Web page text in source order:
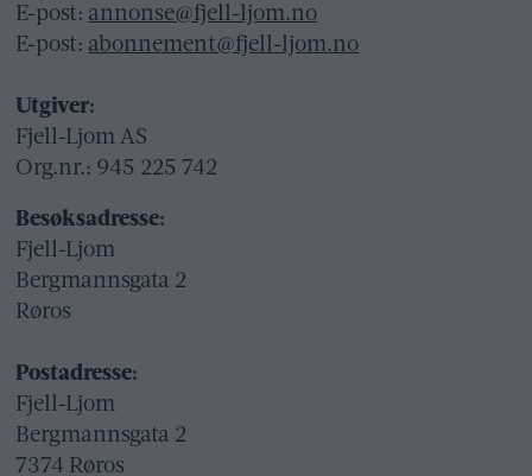
E-post: annonse@fjell-ljom.no
E-post: abonnement@fjell-ljom.no
Utgiver:
Fjell-Ljom AS
Org.nr.: 945 225 742
Besøksadresse:
Fjell-Ljom
Bergmannsgata 2
Røros
Postadresse:
Fjell-Ljom
Bergmannsgata 2
7374 Røros